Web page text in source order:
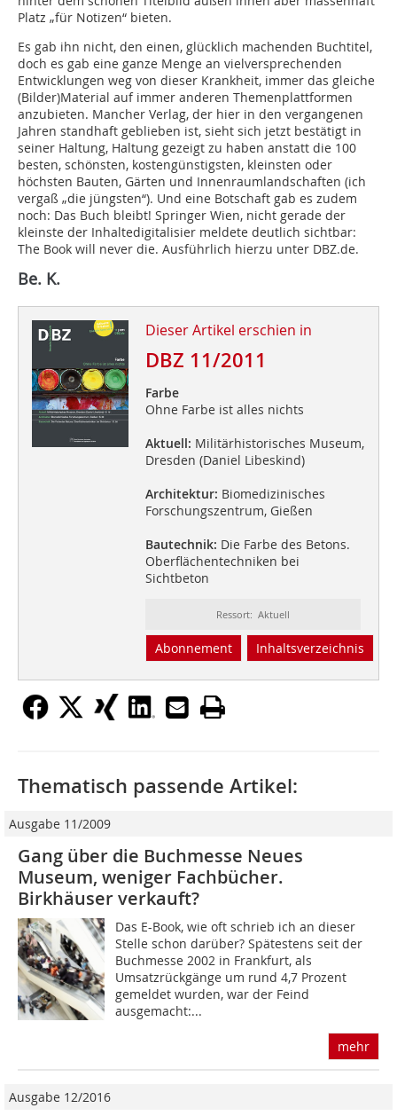
Platz „für Notizen“ bieten.
Es gab ihn nicht, den einen, glücklich machenden Buchtitel,
doch es gab eine ganze Menge an vielversprechenden
Entwicklungen weg von dieser Krankheit, immer das gleiche
(Bilder)Material auf immer anderen Themenplattformen
anzubieten. Mancher Verlag, der hier in den vergangenen
Jahren standhaft geblieben ist, sieht sich jetzt bestätigt in
seiner Haltung, Haltung gezeigt zu haben anstatt die 100
besten, schönsten, kostengünstigsten, kleinsten oder
höchsten Bauten, Gärten und Innenraumlandschaften (ich
vergaß „die jüngsten“). Und eine Botschaft gab es zudem
noch: Das Buch bleibt! Springer Wien, nicht gerade der
kleinste der Inhaltedigitalisier meldete deutlich sichtbar:
The Book will never die. Ausführlich hierzu unter DBZ.de.
Be. K.
Dieser Artikel erschien in
DBZ 11/2011
Farbe
Ohne Farbe ist alles nichts
Aktuell: Militärhistorisches Museum,
Dresden (Daniel Libeskind)
Architektur: Biomedizinisches
Forschungszentrum, Gießen
Bautechnik: Die Farbe des Betons.
Oberflächentechniken bei
Sichtbeton
Ressort: Aktuell
Abonnement Inhaltsverzeichnis
Thematisch passende Artikel:
Ausgabe 11/2009
Gang über die Buchmesse Neues
Museum, weniger Fachbücher.
Birkhäuser verkauft?
Das E-Book, wie oft schrieb ich an dieser
Stelle schon darüber? Spätestens seit der
Buchmesse 2002 in Frankfurt, als
Umsatzrückgänge um rund 4,7 Prozent
gemeldet wurden, war der Feind
ausgemacht:...
mehr
Ausgabe 12/2016